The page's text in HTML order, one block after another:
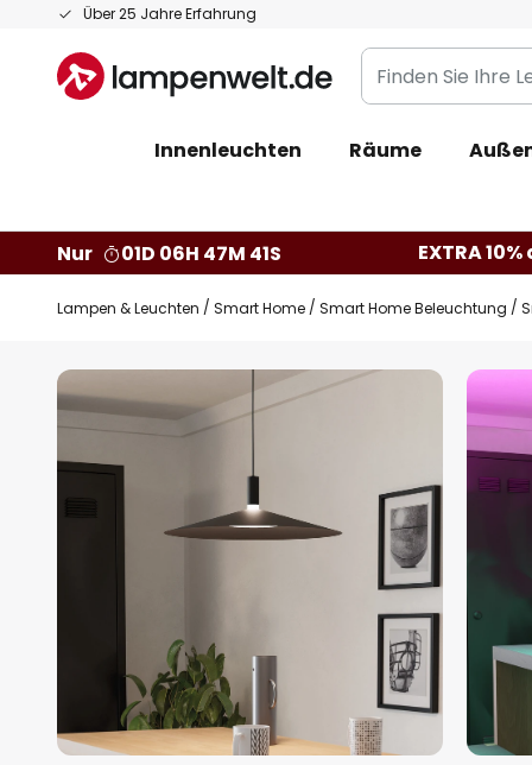
Über 25 Jahre Erfahrung
Zum
springen
Finden
Sie
Leuchte...
Innenleuchten Räume
Nur
01D 06H 47M 40S EXTRA
Lampen & Leuchten Smart Home Smart Home Beleuchtung
Zum
Ende
Bildgalerie
springen